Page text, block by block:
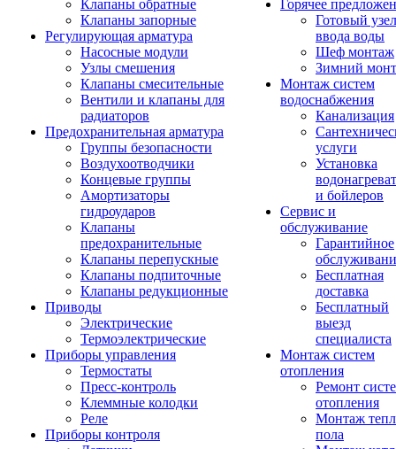
Клапаны обратные
Клапаны запорные
Регулирующая арматура
Насосные модули
Узлы смешения
Клапаны смесительные
Вентили и клапаны для
радиаторов
Предохранительная арматура
Группы безопасности
Воздухоотводчики
Концевые группы
Амортизаторы
гидроударов
Клапаны
предохранительные
Клапаны перепускные
Клапаны подпиточные
Клапаны редукционные
Приводы
Электрические
Термоэлектрические
Приборы управления
Термостаты
Пресс-контроль
Клеммные колодки
Реле
Приборы контроля
Горячее
Готовый узел
ввода воды
Шеф монтаж
Зимний
Монтаж систем
водоснабжения
Канализация
услуги
Установка
и бойлеров
Сервис и
обслуживание
Гарантийное
Бесплатная
доставка
Бесплатный
выезд
специалиста
Монтаж систем
отопления
Ремонт
отопления
Монтаж
пола